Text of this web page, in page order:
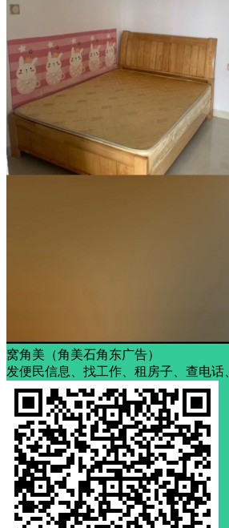
窝角美（角美石角东广告）
发便民信息、找工作、租房子、查电话